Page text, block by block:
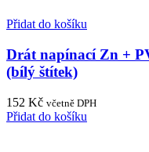
Přidat do košíku
Drát napínací Zn +
(bílý štítek)
152 Kč včetně DPH
Přidat do košíku